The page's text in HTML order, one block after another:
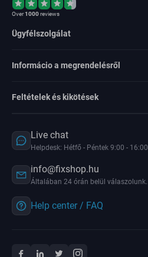
Over1000reviews
Ügyfélszolgálat
Informácio a megrendelésről
Feltételek és kikötések
Live chat
Helpdesk: Hétfő - Péntek 9:00 - 16:00
info@fixshop.hu
Általában 24 órán belül válaszolunk.
Help center / FAQ